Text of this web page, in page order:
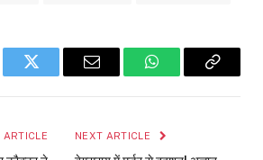
Twitter Email WhatsAppCopy
ARTICLE NEXT ARTICLE